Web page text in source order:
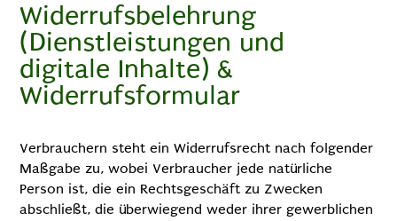
Widerrufsbelehrung
(Dienstleistungen und
digitale Inhalte) &
Widerrufsformular
Verbrauchern steht ein Widerrufsrecht nach folgender
Maßgabe zu, wobei Verbraucher jede natürliche
Person ist, die ein Rechtsgeschäft zu Zwecken
abschließt, die überwiegend weder ihrer gewerblichen